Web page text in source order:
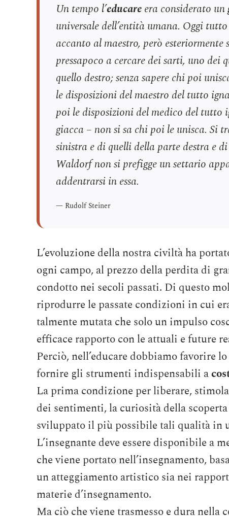
Un tempo l’educareera considerato un
universale dell’entità umana. Oggi
accanto al maestro, però
pressapoco a cercare dei sarti, uno
quello destro; senza sapere chi poi
le disposizioni del maestro del tutto
poi le disposizioni del medico del tutto
giacca – non si sa chi poi le unisca. Si
sinistra e di quelli della parte destra e
Waldorf non si prefigge un settario
addentrarsi in essa.
Rudolf Steiner
L’evoluzione della nostra civiltà ha
ogni campo, al prezzo della perdita di
condotto nei secoli passati. Di questo
riprodurre le passate condizioni in cui
talmente mutata che solo un impulso
efficace rapporto con le attuali e future
Perciò, nell’educare dobbiamo favorire
fornire gli strumenti indispensabili a
La prima condizione per liberare,
dei sentimenti, la curiosità della
sviluppato il più possibile tali qualità in
L’insegnante deve essere disponibile a
che viene portato nell’insegnamento,
un atteggiamento artistico sia nei
materie d’insegnamento.
Ma ciò che viene trasmesso e dura